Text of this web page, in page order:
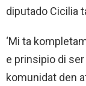
diputado Cicilia
‘Mi ta
e prinsipio di
komunidat den